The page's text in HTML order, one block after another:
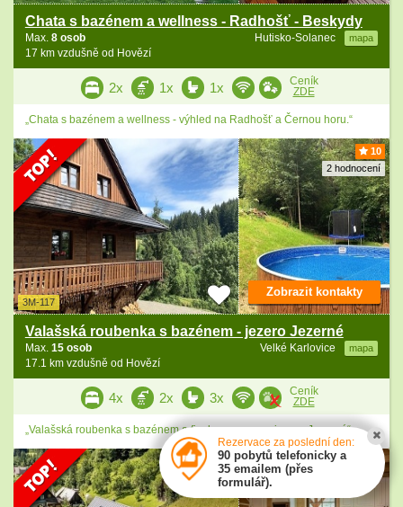
Chata s bazénem a wellness - Radhošť - Beskydy
Hutisko-Solanec mapa
Max. 8 osob
17 km vzdušně od Hovězí
2x 1x 1x
Ceník
ZDE
„Chata s bazénem a wellness - výhled na Radhošť a Černou horu.“
10
2 hodnocení
3M-117
Valašská roubenka s bazénem - jezero Jezerné
Velké Karlovice mapa
Max. 15 osob
17.1 km vzdušně od Hovězí
Zobrazit kontakty
4x 2x 3x
Ceník
ZDE
„Valašská roubenka s bazénem a finskou saunou - jezero Jezerné“
Rezervace za poslední den:
90 pobytů telefonicky a
35 emailem (přes
formulář).